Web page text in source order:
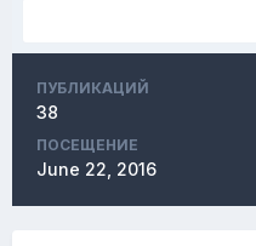
ПУБЛИКАЦИЙ
38
ПОСЕЩЕНИЕ
June 22, 2016